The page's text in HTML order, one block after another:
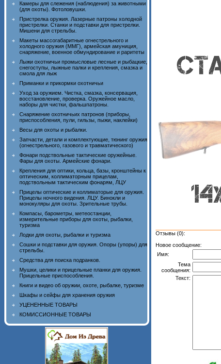
Камеры для слежения (наблюдения) за животными
(для охоты). Фотоловушки.
Пристрелка оружия. Лазерные патроны холодной
пристрелки. Станки и подставки для пристрелки.
Мишени для стрельбы.
Макеты массогабаритные огнестрельного и
холодного оружия (ММГ), армейская амуниция,
снаряжение, военное обмундирование и раритеты
Лыжи охотничьи промысловые лесные и рыбацкие,
снегоступы, лыжные палки и крепления, смазка и
смола для лыж
Приманки и прикормки охотничьи
Уход за оружием. Чистка, смазка, консервация,
восстановление, проверка. Оружейное масло,
наборы для чистки, фальшпатроны.
Снаряжение охотничьих патронов (приборы,
приспособления, пули, гильзы, пыжи, наклейки)
Весы для охоты и рыбалки.
Запчасти, детали и комплектующие, тюнинг оружия
(огнестрельного, газового и травматического)
Фонари подствольные тактические оружейные.
Фары для охоты. Армейские фонари.
Крепления для оптики, кольца, базы, кронштейны к
оптическим, коллиматорным прицелам,
подствольным тактическим фонарям, ЛЦУ
Прицелы оптические и коллиматорые для оружия.
Прицелы ночного видения. ЛЦУ. Бинокли и
монокуляры для охоты. Зрительные трубы.
Компасы, барометры, метеостанции,
измерительные приборы для охоты, рыбалки,
туризма
Лодки для охоты, рыбалки и туризма
Сошки и подставки для оружия. Опоры (упоры) для
стрельбы.
Средства для поиска подранков.
Мушки, целики и прицельные планки для оружия.
Прицельные приспособления.
Книги и видео об оружии, охоте, рыбалке, туризме
Шкафы и сейфы для хранения оружия
УЦЕНЕННЫЕ ТОВАРЫ
КОМИССИОННЫЕ ТОВАРЫ
Отзывы (0):
Новое сообщение:
Имя:
Тема
сообщения:
Текст: